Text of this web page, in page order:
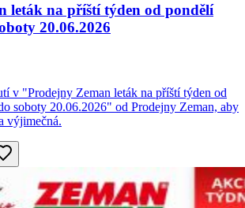
leták na příští týden od pondělí
20.06.2026
v "Prodejny Zeman leták na příští týden od
soboty 20.06.2026" od Prodejny Zeman, aby
výjimečná.